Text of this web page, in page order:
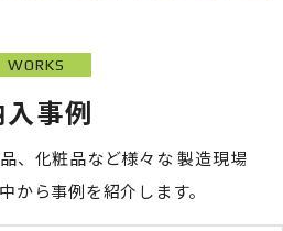
WORKS
事例
、化粧品など様々な製造現場
から事例を紹介します。